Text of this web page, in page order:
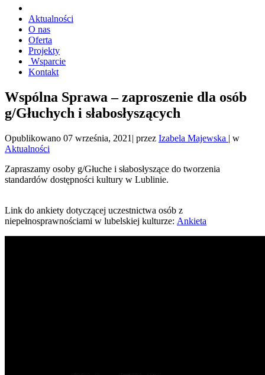
Aktualności
O nas
Oferta
Projekty
Wsparcie
Kontakt
Wspólna Sprawa – zaproszenie dla osób
g/Głuchych i słabosłyszących
Opublikowano 07 września, 2021 | przez Izabela Majewska | w
Aktualności
Zapraszamy osoby g/Głuche i słabosłyszące do tworzenia
standardów dostępności kultury w Lublinie.
Link do ankiety dotyczącej uczestnictwa osób z
niepełnosprawnościami w lubelskiej kulturze: Ankieta